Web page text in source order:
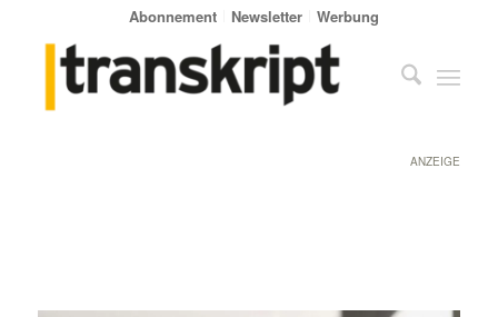
Abonnement Newsletter Werbung
ANZEIGE